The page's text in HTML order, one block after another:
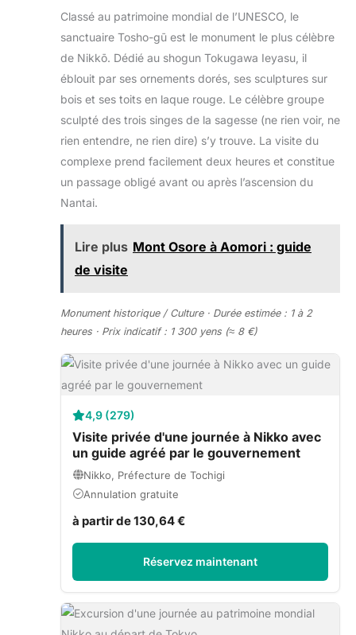
Classé au patrimoine mondial de l’UNESCO, le
sanctuaire Tosho-gū est le monument le plus célèbre
de Nikkō. Dédié au shogun Tokugawa Ieyasu, il
éblouit par ses ornements dorés, ses sculptures sur
bois et ses toits en laque rouge. Le célèbre groupe
sculpté des trois singes de la sagesse (ne rien voir, ne
rien entendre, ne rien dire) s’y trouve. La visite du
complexe prend facilement deux heures et constitue
un passage obligé avant ou après l’ascension du
Nantai.
Lire plus Mont Osore à Aomori : guide
de visite
Monument historique / Culture · Durée estimée : 1 à 2
heures · Prix indicatif : 1 300 yens (≈ 8 €)
4,9 (279)
Visite privée d'une journée à Nikko avec
un guide agréé par le gouvernement
Nikko, Préfecture de Tochigi
Annulation gratuite
à partir de 130,64 €
Réservez maintenant